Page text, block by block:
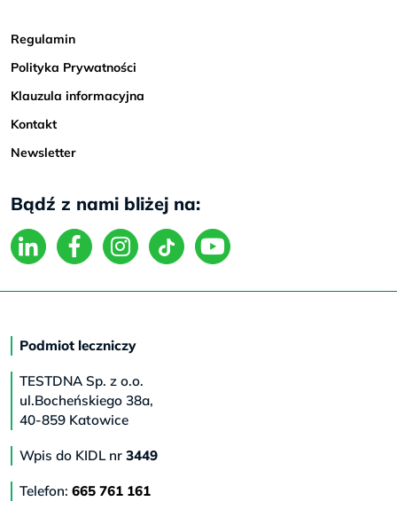
Regulamin
Polityka Prywatności
Klauzula informacyjna
Kontakt
Newsletter
Bądź z nami bliżej na:
Podmiot leczniczy
TESTDNA Sp. z o.o.
ul.Bocheńskiego 38a,
40-859 Katowice
Wpis do KIDL nr 3449
Telefon: 665 761 161